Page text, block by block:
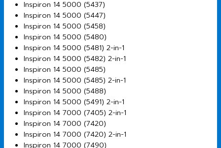
Inspiron 14 5000 (5437)
Inspiron 14 5000 (5447)
Inspiron 14 5000 (5458)
Inspiron 14 5000 (5480)
Inspiron 14 5000 (5481) 2-in-1
Inspiron 14 5000 (5482) 2-in-1
Inspiron 14 5000 (5485)
Inspiron 14 5000 (5485) 2-in-1
Inspiron 14 5000 (5488)
Inspiron 14 5000 (5491) 2-in-1
Inspiron 14 7000 (7405) 2-in-1
Inspiron 14 7000 (7420)
Inspiron 14 7000 (7420) 2-in-1
Inspiron 14 7000 (7490)